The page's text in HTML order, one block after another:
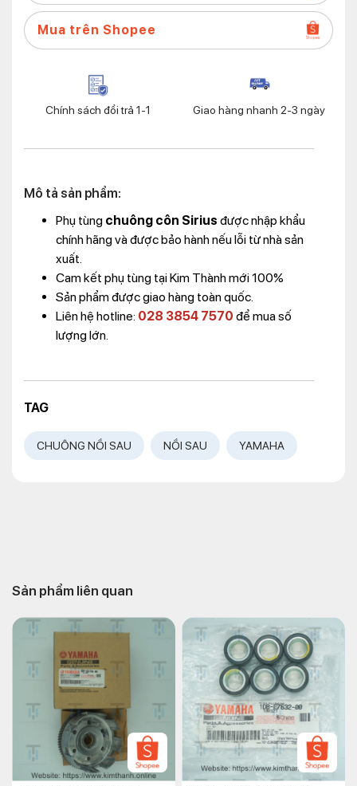
Mua trên Shopee
Chính sách đổi trả 1-1 Giao hàng nhanh 2-3 ngày
Mô tả sản phẩm:
Phụ tùng chuông côn Sirius được nhập khẩu
chính hãng và được bảo hành nếu lỗi từ nhà sản
xuất.
Cam kết phụ tùng tại Kim Thành mới 100%
Sản phẩm được giao hàng toàn quốc.
Liên hệ hotline: 028 3854 7570 để mua số
lượng lớn.
TAG
CHUÔNG NỒI SAU NỒI SAU YAMAHA
Sản phẩm liên quan